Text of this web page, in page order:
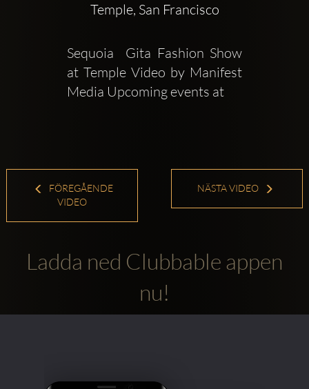
Temple, San Francisco
Sequoia  Gita Fashion Show
at Temple Video by Manifest
Media Upcoming events at
FÖREGÅENDE
VIDEO
NÄSTA VIDEO
Ladda ned Clubbable appen
nu!